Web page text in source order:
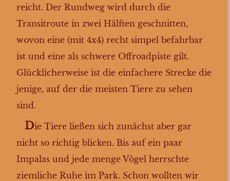
nach 3rd Bridge
Maun
Windhoek
Windhoek
Rückflug
reicht. Der Rundweg wird durch die
Transitroute in zwei Hälften geschnitten,
wovon eine (mit 4x4) recht simpel befahrbar
ist und eine als schwere Offroadpiste gilt.
Glücklicherweise ist die einfachere Strecke die
jenige, auf der die meisten Tiere zu sehen
sind.
Die Tiere ließen sich zunächst aber gar
nicht so richtig blicken. Bis auf ein paar
Impalas und jede menge Vögel herrschte
ziemliche Ruhe im Park. Schon wollten wir